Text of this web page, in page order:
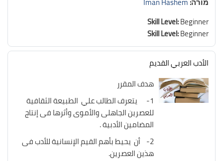
Skill Level:Beginner
Skill Level:Beginner
الأدب العربي القديم
هدف المقرر
1- يتعرف الطالب علي الطبيعة الثقافية
للعصرين الجاهلى والأموى وأثرها فى إنتاج
المضامين الأدبية .
2- أن يحيط بأهم القيم الإنسانية للأدب فى
هذين العصرين.